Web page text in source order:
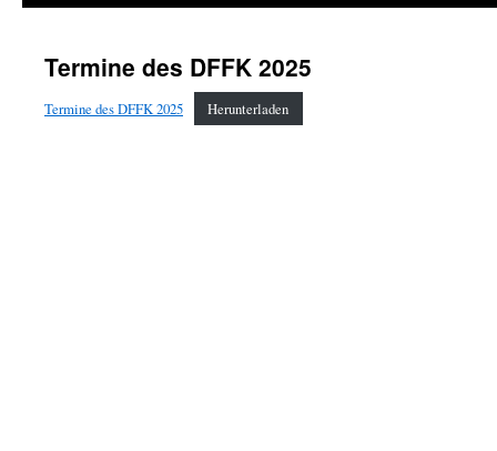
Termine des DFFK 2025
Termine des DFFK 2025 Herunterladen